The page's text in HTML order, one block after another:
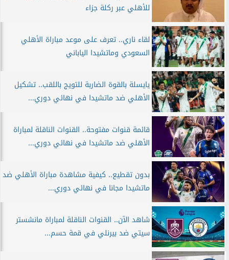
للأهلي عبر ركلة جزاء
لقاء ناري.. تعرف على موعد مباراة الأهلي
السعودي وماتشيدا الياباني
يايسلة بالقوة الضاربة للتويج باللقب.. تشكيل
الأهلي ضد ماتشيدا في نهائي دوري...
قائمة قنوات مفتوحة.. القنوات الناقلة لمباراة
الأهلي ضد ماتشيدا في نهائي دوري...
بدون تقطيع.. كيفية مشاهدة مباراة الأهلي ضد
ماتشيدا مجانا في نهائي دوري...
شاهد الآن.. القنوات الناقلة لمباراة مانشستر
سيتي ضد بيرنلي في قمة حسم...